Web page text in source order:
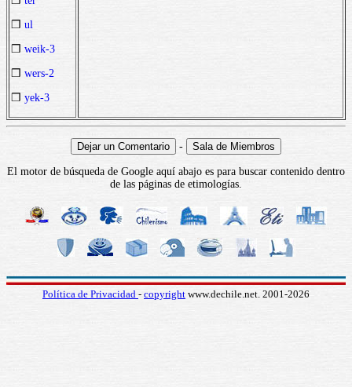
❒ ul
❒ weik-3
❒ wers-2
❒ yek-3
-
El motor de búsqueda de Google aquí abajo es para buscar contenido dentro
de las páginas de etimologías.
Política de Privacidad - copyright www.dechile.net. 2001-2026